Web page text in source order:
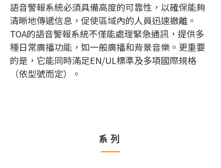
語音警報系統必須具備高度的可靠性，以確保能夠
清晰地傳遞信息，促使區域內的人員迅速撤離。
TOA的語音警報系統不僅能處理緊急通訊，提供多
種日常廣播功能，如一般廣播和背景音樂。更重要
的是，它能同時滿足EN/UL標準及多項國際規格
（依型號而定）。
系列